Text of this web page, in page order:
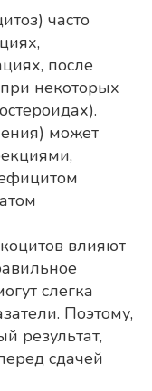
часто
после
некоторых
может
влияют
слегка
Поэтому,
результат,
сдачей